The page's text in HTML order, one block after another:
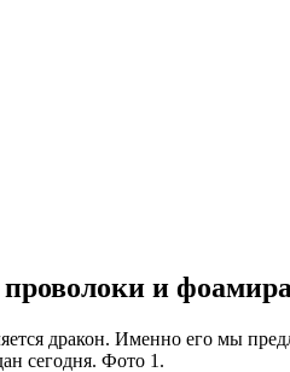
и
дракон. Именно его мы
сегодня. Фото 1.